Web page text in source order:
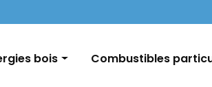
bois
Combustibles